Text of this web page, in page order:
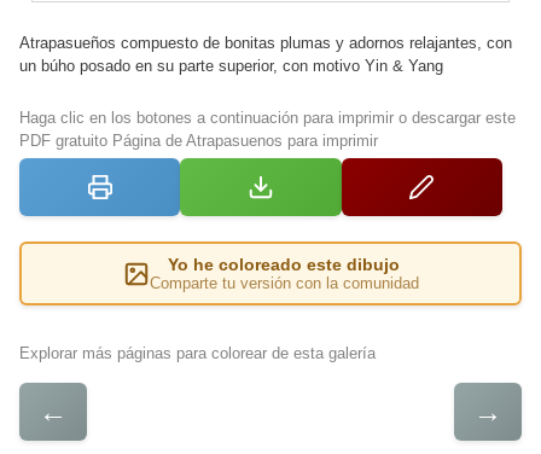
Atrapasueños compuesto de bonitas plumas y adornos relajantes, con
un búho posado en su parte superior, con motivo Yin & Yang
Haga clic en los botones a continuación para imprimir o descargar este
PDF gratuito Página de Atrapasuenos para imprimir
Yo he coloreado este dibujo
Comparte tu versión con la comunidad
Explorar más páginas para colorear de esta galería
← →